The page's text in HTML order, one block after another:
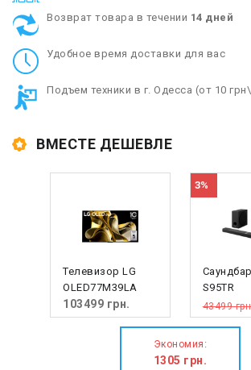
Возврат товара в течении 14 дней
Удобное время доставки для вас
Подъем техники в г. Одесса (от 10
ВМЕСТЕ ДЕШЕВЛЕ
Телевизор LG
OLED77M39LA
103499 грн.
3%
S95TR
43499
42194
Экономия :
1305 грн.